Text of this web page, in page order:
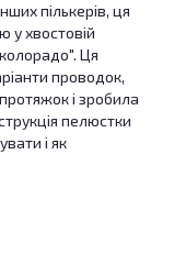
пількерів, ця
у хвостовій
Ця
проводок,
і зробила
пелюстки
і як